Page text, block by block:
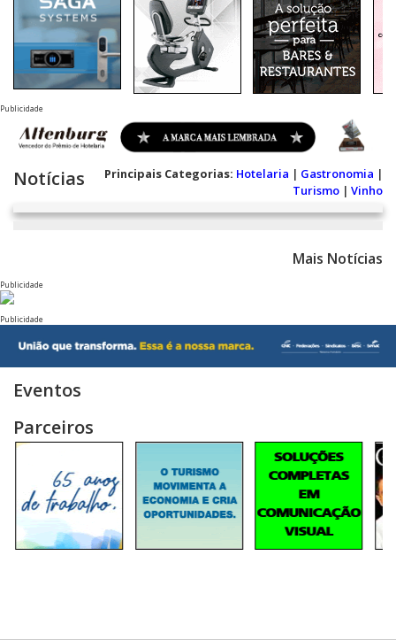
Publicidade
Notícias Principais Categorias: Hotelaria | Gastronomia |
Turismo | Vinho
Mais Notícias
Publicidade
Publicidade
Eventos
Parceiros